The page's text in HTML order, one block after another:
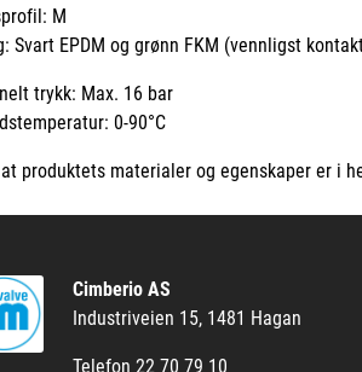
M
Svart EPDM og grønn FKM (vennligst
trykk: Max. 16 bar
0-90°C
produktets materialer og egenskaper er i
Cimberio AS
Industriveien 15, 1481 Hagan
Telefon 22 70 79 10